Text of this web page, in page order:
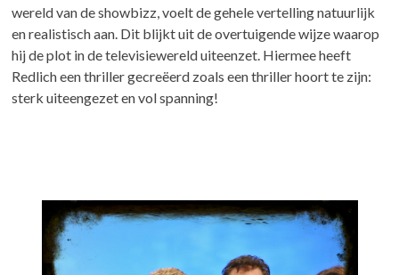
wereld van de showbizz, voelt de gehele vertelling natuurlijk
en realistisch aan. Dit blijkt uit de overtuigende wijze waarop
hij de plot in de televisiewereld uiteenzet. Hiermee heeft
Redlich een thriller gecreëerd zoals een thriller hoort te zijn:
sterk uiteengezet en vol spanning!